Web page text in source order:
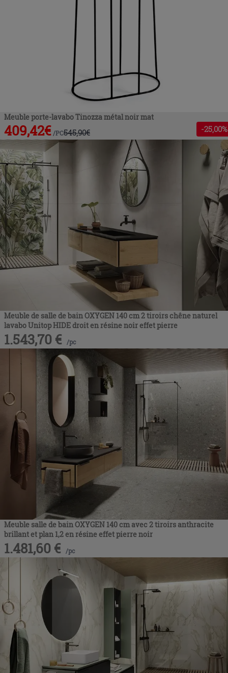
Meuble porte-lavabo Tinozza métal noir mat
409,42€ /PC545,90€ -25,00%
Meuble de salle de bain OXYGEN 140 cm 2 tiroirs chêne naturel
lavabo Unitop HIDE droit en résine noir effet pierre
1.543,70 € /pc
Meuble salle de bain OXYGEN 140 cm avec 2 tiroirs anthracite
brillant et plan 1,2 en résine effet pierre noir
1.481,60 € /pc